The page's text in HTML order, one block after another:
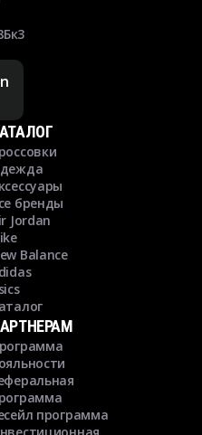
бренды
Jordan
Balance
программа